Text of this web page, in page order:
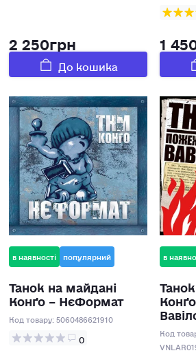
2 250грн
До кошика
1
в наявності популярний
Танок на майданi
Конґо – НєФормат
Код товару:5060486621910
0
в
Код